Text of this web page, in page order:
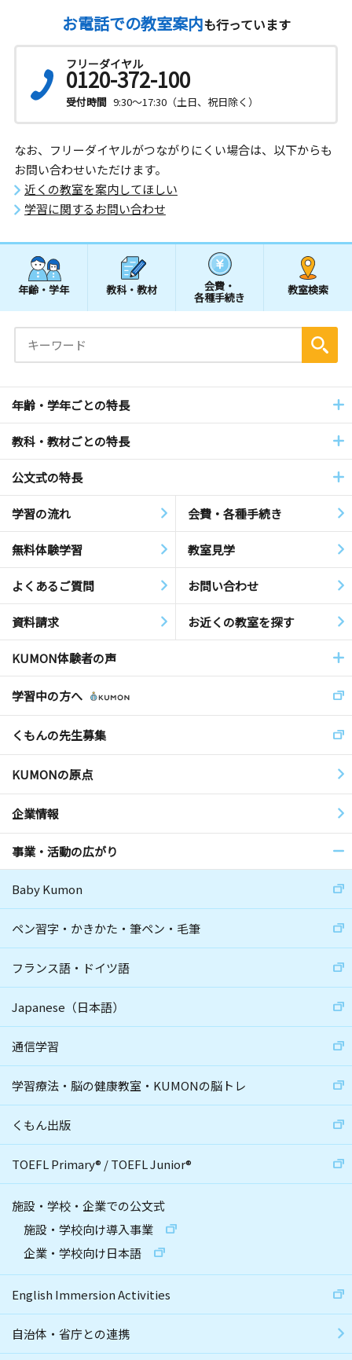
お電話での教室案内も行っています
フリーダイヤル
0120-372-100
受付時間 9:30～17:30（土日、祝日除く）
なお、フリーダイヤルがつながりにくい場合は、以下からも
お問い合わせいただけます。
近くの教室を案内してほしい
学習に関するお問い合わせ
年齢・学年 教科・教材 会費・
各種手続き
教室検索
年齢・学年ごとの特長
教科・教材ごとの特長
公文式の特長
学習の流れ 会費・各種手続き
無料体験学習 教室見学
よくあるご質問 お問い合わせ
資料請求 お近くの教室を探す
KUMON体験者の声
学習中の方へ
くもんの先生募集
KUMONの原点
企業情報
事業・活動の広がり
Baby Kumon
ペン習字・かきかた・筆ペン・毛筆
フランス語・ドイツ語
Japanese（日本語）
通信学習
学習療法・脳の健康教室・KUMONの脳トレ
くもん出版
TOEFL Primary® /TOEFL Junior®
施設・学校・企業での公文式
施設・学校向け導入事業
企業・学校向け日本語
English Immersion Activities
自治体・省庁との連携